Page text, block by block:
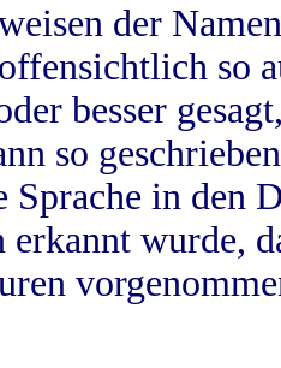
der
so
besser
so
Sprache in
erkannt wurde,